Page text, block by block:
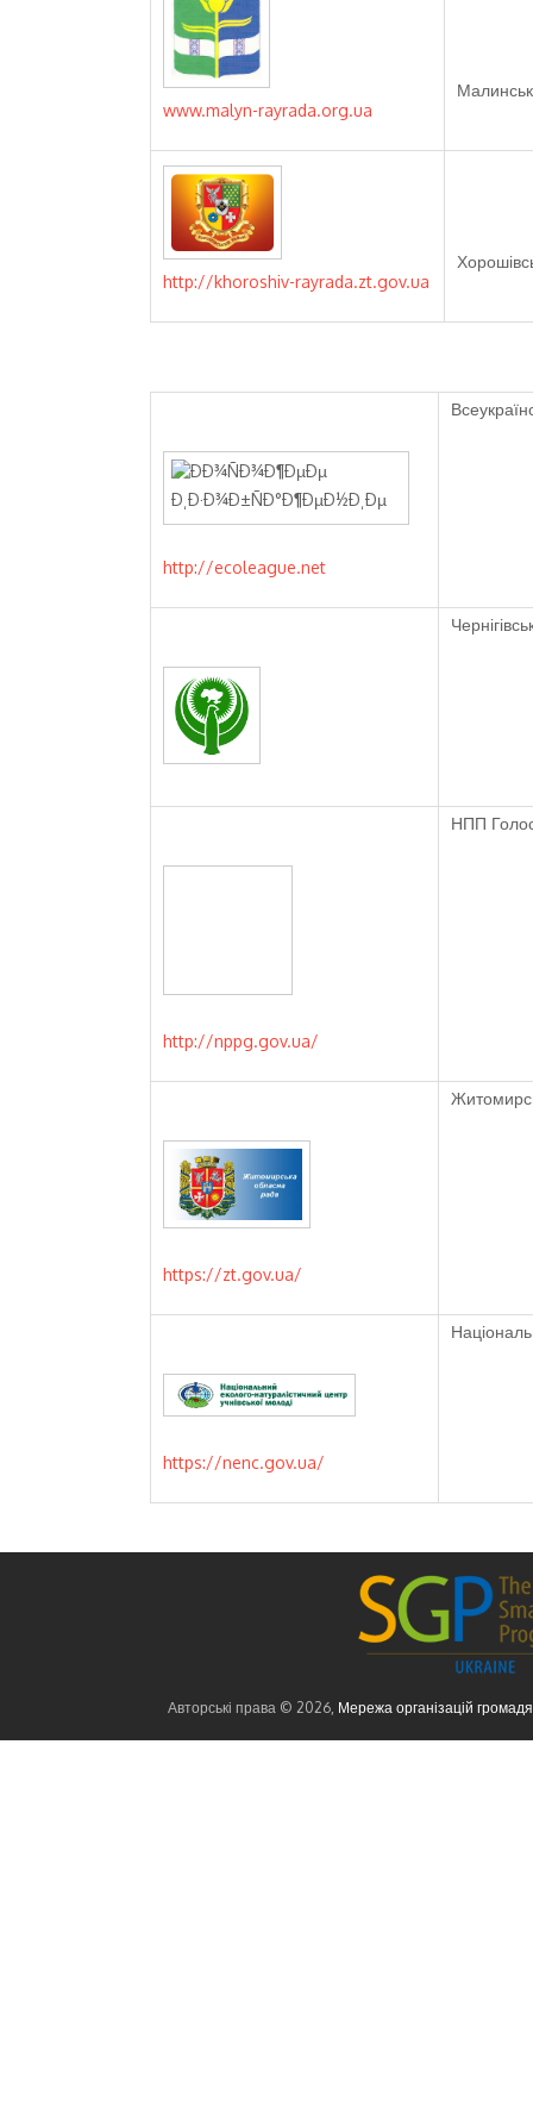
www.malyn-rayrada.org.ua
http://khoroshiv-rayrada.zt.gov.ua
http://ecoleague.net
http://nppg.gov.ua/
НПП
https://zt.gov.ua/
https://nenc.gov.ua/
Авторські права © 2026, Мережа організацій